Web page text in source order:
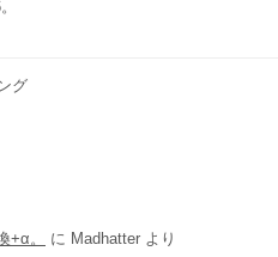
グ
+α。 に Madhatter より